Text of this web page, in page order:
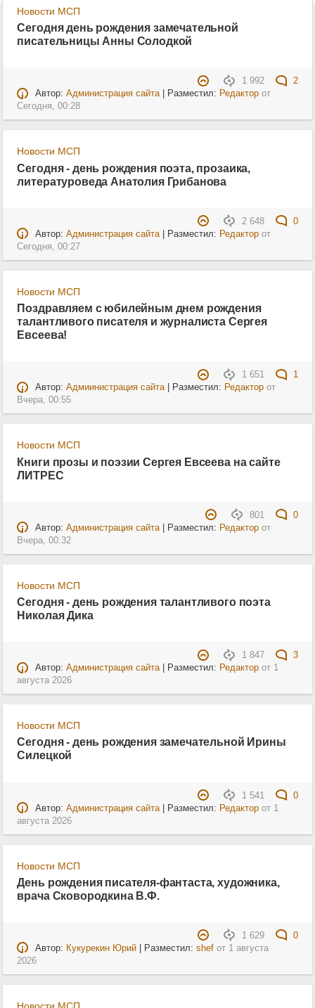
Новости МСП
Сегодня день рождения замечательной
писательницы Анны Солодкой
1 992
2
Автор: Администрация сайта| Разместил: Редакторот
Сегодня, 00:28
Новости МСП
Сегодня - день рождения поэта, прозаика,
литературоведа Анатолия Грибанова
2 648
0
Автор: Администрация сайта| Разместил: Редакторот
Сегодня, 00:27
Новости МСП
Поздравляем с юбилейным днем рождения
талантливого писателя и журналиста Сергея
Евсеева!
1 651
1
Автор: Адмиинистрация сайта| Разместил: Редакторот
Вчера, 00:55
Новости МСП
Книги прозы и поэзии Сергея Евсеева на сайте
ЛИТРЕС
801
0
Автор: Администрация сайта| Разместил: Редакторот
Вчера, 00:32
Новости МСП
Сегодня - день рождения талантливого поэта
Николая Дика
1 847
3
Автор: Администрация сайта| Разместил: Редакторот 1
августа 2026
Новости МСП
Сегодня - день рождения замечательной Ирины
Силецкой
1 541
0
Автор: Администрация сайта| Разместил: Редакторот 1
августа 2026
Новости МСП
День рождения писателя-фантаста, художника,
врача Сковородкина В.Ф.
1 629
0
Автор: Кукурекин Юрий| Разместил: shefот 1 августа
2026